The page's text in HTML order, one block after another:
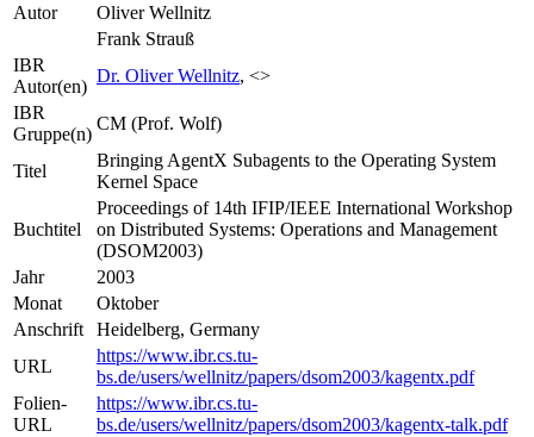
Autor
Oliver Wellnitz
Frank Strauß
IBR
Autor(en)
Dr. Oliver Wellnitz, <>
IBR
Gruppe(n)
CM (Prof. Wolf)
Titel
Bringing AgentX Subagents to the Operating System
Kernel Space
Buchtitel
Proceedings of 14th IFIP/IEEE International Workshop
on Distributed Systems: Operations and Management
(DSOM2003)
Jahr
2003
Monat
Oktober
Anschrift
Heidelberg, Germany
URL
https://www.ibr.cs.tu-
bs.de/users/wellnitz/papers/dsom2003/kagentx.pdf
Folien-
URL
https://www.ibr.cs.tu-
bs.de/users/wellnitz/papers/dsom2003/kagentx-talk.pdf